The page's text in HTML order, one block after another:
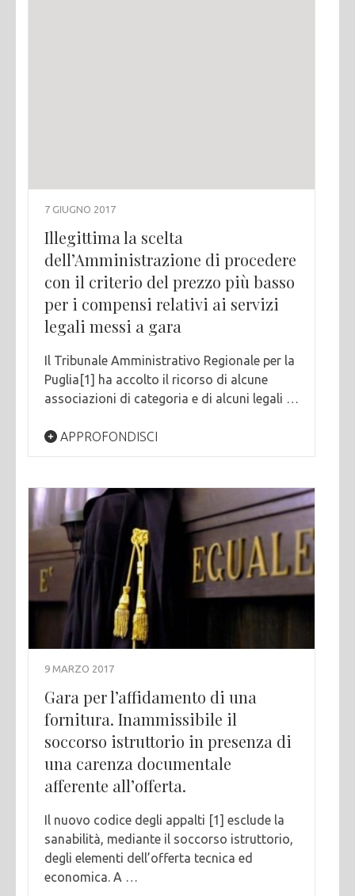
7 GIUGNO 2017
Illegittima la scelta
dell’Amministrazione di procedere
con il criterio del prezzo più basso
per i compensi relativi ai servizi
legali messi a gara
Il Tribunale Amministrativo Regionale per la
Puglia[1] ha accolto il ricorso di alcune
associazioni di categoria e di alcuni legali …
APPROFONDISCI
9 MARZO 2017
Gara per l’affidamento di una
fornitura. Inammissibile il
soccorso istruttorio in presenza di
una carenza documentale
afferente all’offerta.
Il nuovo codice degli appalti [1] esclude la
sanabilità, mediante il soccorso istruttorio,
degli elementi dell’offerta tecnica ed
economica. A …